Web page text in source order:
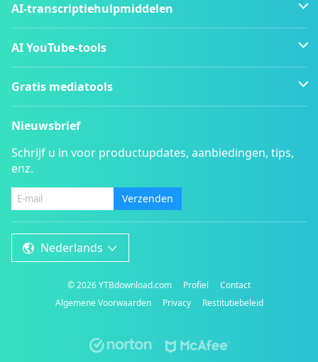
AI-transcriptiehulpmiddelen
AI YouTube-tools
Gratis mediatools
Nieuwsbrief
Schrijf u in voor productupdates, aanbiedingen, tips,
enz.
Verzenden
Nederlands
©2026YTBdownload.com Profiel
Contact
Algemene Voorwaarden
Privacy Restitutiebeleid